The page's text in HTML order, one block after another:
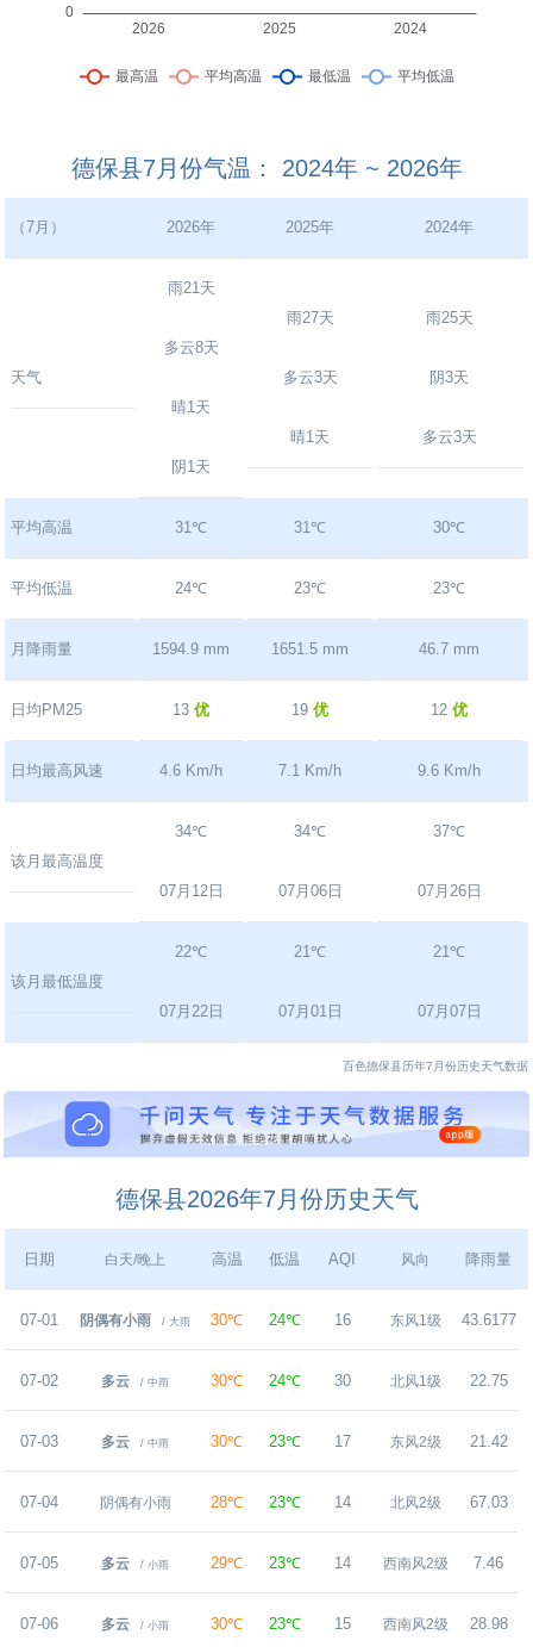
德保县7月份气温： 2024年 ~ 2026年
（7月） 2026年 2025年 2024年
天气
雨21天
多云8天
晴1天
阴1天
雨27天
多云3天
晴1天
雨25天
阴3天
多云3天
平均高温 31℃ 31℃ 30℃
平均低温 24℃ 23℃ 23℃
月降雨量 1594.9 mm 1651.5 mm 46.7 mm
日均PM25 13优 19优 12优
日均最高风速 4.6 Km/h 7.1 Km/h 9.6 Km/h
该月最高温度
34℃
07月12日
34℃
07月06日
37℃
07月26日
该月最低温度
22℃
07月22日
21℃
07月01日
21℃
07月07日
百色德保县历年7月份历史天气数据
德保县2026年7月份历史天气
日期 白天/晚上 高温 低温 AQI 风向 降雨量
07-01 阴偶有小雨 / 大雨 30℃ 24℃ 16 东风1级 43.6177
07-02 多云 / 中雨 30℃ 24℃ 30 北风1级 22.75
07-03 多云 / 中雨 30℃ 23℃ 17 东风2级 21.42
07-04 阴偶有小雨 28℃ 23℃ 14 北风2级 67.03
07-05 多云 / 小雨 29℃ 23℃ 14 西南风2级 7.46
07-06 多云 / 小雨 30℃ 23℃ 15 西南风2级 28.98